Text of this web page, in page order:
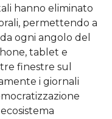
hanno eliminato
permettendo a
ogni angolo del
tablet e
finestre sul
i giornali